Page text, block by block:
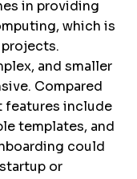
in providing
which is
and smaller
Compared
features include
templates, and
could
or